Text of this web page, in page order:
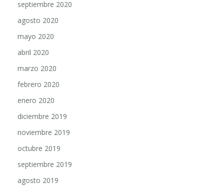
septiembre 2020
agosto 2020
mayo 2020
abril 2020
marzo 2020
febrero 2020
enero 2020
diciembre 2019
noviembre 2019
octubre 2019
septiembre 2019
agosto 2019